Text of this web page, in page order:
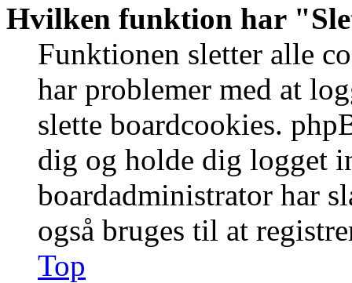
Hvilken funktion har
Funktionen sletter alle
har problemer med at
slette boardcookies.
dig og holde dig logget
boardadministrator har
også bruges til at
Top